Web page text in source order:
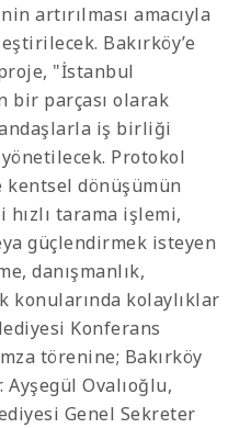
artırılması amacıyla
Bakırköy’e
"İstanbul
bir parçası olarak
iş birliği
Protokol
kentsel dönüşümün
tarama işlemi,
güçlendirmek isteyen
danışmanlık,
konularında kolaylıklar
Konferans
törenine; Bakırköy
Ayşegül Ovalıoğlu,
Genel Sekreter